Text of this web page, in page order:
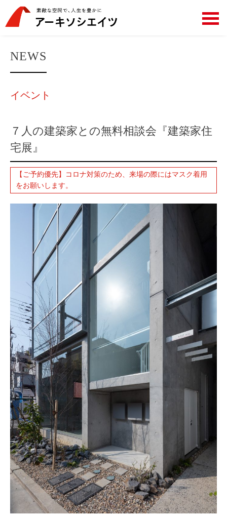
NEWS
イベント
７人の建築家との無料相談会『建築家住
宅展』
【ご予約優先】コロナ対策のため、来場の際にはマスク着用
をお願いします。